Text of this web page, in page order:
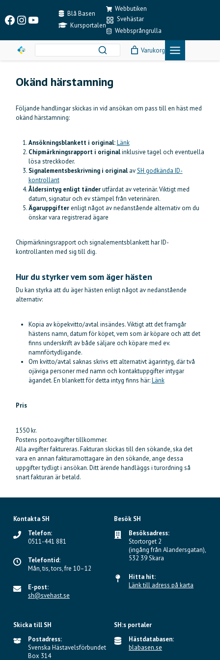
content
Facebook
Instagram
YouTubeBlå Basen
Kursportalen
Webbutiken
Svehästar
Webbsprångrulla
Varukorg
Okänd härstamning
Följande handlingar skickas in vid ansökan om pass till en häst med
okänd härstamning:
Ansökningsblankett i original:Länk
Chipmärkningsrapport i originalinklusive tagel och eventuella
lösa streckkoder.
Signalementsbeskrivning i originalavSH godkända ID-
kontrollant
Åldersintyg enligt tänderutfärdat av veterinär. Viktigt med
datum, signatur och ev stämpel från veterinären.
Ägaruppgifterenligt något av nedanstående alternativ om du
önskar vara registrerad ägare
Chipmärkningsrapport och signalementsblankett har ID-
kontrollanten med sig till dig.
Hur du styrker vem som äger hästen
Du kan styrka att du äger hästen enligt något av nedanstående
alternativ:
Kopia av köpekvitto/avtal insändes. Viktigt att det framgår
hästens namn, datum för köpet, vem som är köpare och att det
finns underskrift av både säljare och köpare med ev.
namnförtydligande.
Om kvitto/avtal saknas skrivs ett alternativt ägarintyg, där två
ojäviga personer med namn och kontaktuppgifter intygar
ägandet. En blankett för detta intyg finns här:Länk
Pris
1550 kr.
Postens portoavgifter tillkommer.
Alla avgifter faktureras. Fakturan skickas till den sökande, ska det
vara en annan fakturamottagare än den sökande, ange dessa
uppgifter tydligt i ansökan. Ditt ärende handläggs i turordning så
snart fakturan är betald.
Kontakta SH
Telefon:
0511-441 881
Telefontid:
Mån, tis, tors, fre 10–12
E-post:
sh@svehast.se
Besök SH
Besöksadress:
Stortorget 2
(ingång från Alandersgatan),
532 39 Skara
Hitta hit:
Länk till adress på karta
Skicka till SH
Postadress:
Svenska Hästavelsförbundet
Box 314
SH:s portaler
Hästdatabasen:
blabasen.se